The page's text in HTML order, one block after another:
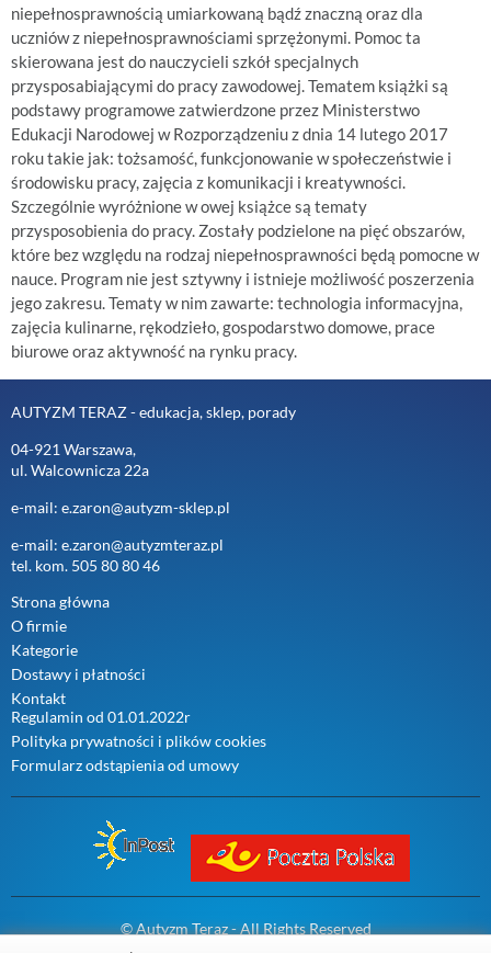
niepełnosprawnością umiarkowaną bądź znaczną oraz dla
uczniów z niepełnosprawnościami sprzężonymi. Pomoc ta
skierowana jest do nauczycieli szkół specjalnych
przysposabiającymi do pracy zawodowej. Tematem książki są
podstawy programowe zatwierdzone przez Ministerstwo
Edukacji Narodowej w Rozporządzeniu z dnia 14 lutego 2017
roku takie jak: tożsamość, funkcjonowanie w społeczeństwie i
środowisku pracy, zajęcia z komunikacji i kreatywności.
Szczególnie wyróżnione w owej książce są tematy
przysposobienia do pracy. Zostały podzielone na pięć obszarów,
które bez względu na rodzaj niepełnosprawności będą pomocne w
nauce. Program nie jest sztywny i istnieje możliwość poszerzenia
jego zakresu. Tematy w nim zawarte: technologia informacyjna,
zajęcia kulinarne, rękodzieło, gospodarstwo domowe, prace
biurowe oraz aktywność na rynku pracy.
AUTYZM TERAZ - edukacja, sklep, porady
04-921 Warszawa,
ul. Walcownicza 22a
e-mail: e.zaron@autyzm-sklep.pl
e-mail: e.zaron@autyzmteraz.pl
tel. kom. 505 80 80 46
Strona główna
O firmie
Kategorie
Dostawy i płatności
Kontakt
Regulamin od 01.01.2022r
Polityka prywatności i plików cookies
Formularz odstąpienia od umowy
© Autyzm Teraz - All Rights Reserved